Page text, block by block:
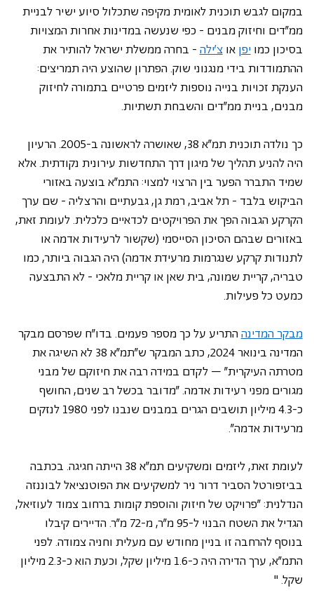
במקום לגבש תוכנית לאומית מקיפה שתכלול סיוע ישיר לבניית
ממ"דים וחיזוק מבנים - כפי שנעשה במדינות אחרות המצויות
בסיכון כמו יפן או צ'ילה - בחרה ממשלת ישראל להותיר את
ההתמודדות בידי מנגנוני שוק. הפתרון שהוצע היה תמריצים:
הענקת זכויות בנייה נוספות ליזמים פרטיים בתמורה לחיזוק
מבנים, בניית ממ"דים והשבחת תשתיות.
כך נולדה תוכנית תמ"א 38, שאושרה לראשונה ב-2005. הרעיון
היה להניע תהליך של מיגון דרך התחדשות עירונית נקודתית. אלא
שמיד התברר הפער בין הרצוי למצוי: התמ"א בוצעה באזורי
הביקוש בלבד - תל אביב, רמת גן, גבעתיים והרצליה - שם ערך
הקרקע הגבוה הפך את הפרויקטים לכדאיים כלכלית. לעומת זאת,
באזורים שבהם הסיכון הסייסמי (שקשור לרעידות אדמה או
לתנודות קרקע שנגרמות מרעידת אדמה) היה הגבוה ביותר, כמו
טבריה, קריית שמונה, בית שאן או קריית מלאכי - לא התבצעה
כמעט כל פעילות.
מבקר המדינה התריע על כך מספר פעמים. בדו"ח שפרסם מבקר
המדינה בינואר 2024, כתב המבקר ש"תמ"א 38 לא השיגה את
מטרתה העיקרית" – לקדם במידה רבה את חיזוקם של מבני
מגורים מפני רעידות אדמה. "מדובר בכשל רב שנים, החושף
כ-4.3 מיליון תושבים הגרים במבנים שנבנו לפני 1980 לנזקים
מרעידות אדמה".
לעומת זאת, ליזמים ומשקיעים תמ"א 38 הייתה חגיגה. בכתבה
בביזפורטל הסביר דרור ניר למשקיעים את הפוטנציאל לבוננזה
הנדלנית: "פרויקט של חיזוק והוספת קומות ברחוב צמוד לעוזיאל,
הגדיל את השטח הבנוי ל-95 מ"ר, מ-72 מ"ר. הדיירים קיבלו
בנוסף להרחבה זו בניין מחודש עם מעלית וחניה צמודה. לפני
התמ"א, ערך הדירה היה כ-1.6 מיליון שקל, וכעת הוא כ-2.3 מיליון
שקל. "